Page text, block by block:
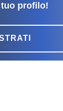
profilo!